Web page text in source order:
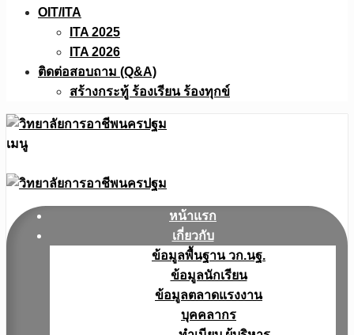
OIT/ITA
ITA 2025
ITA 2026
ติดต่อสอบถาม (Q&A)
สร้างกระทู้ ร้องเรียน ร้องทุกข์
เมนู
หน้าแรก
เกี่ยวกับ
ข้อมูลพื้นฐาน วก.นฐ.
ข้อมูลนักเรียน
ข้อมูลตลาดแรงงาน
บุคคลากร